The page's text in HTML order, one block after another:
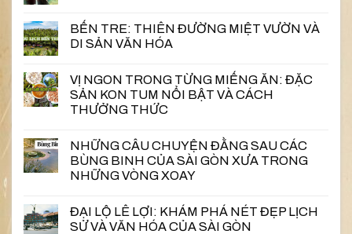
BẾN TRE: THIÊN ĐƯỜNG MIỆT VƯỜN VÀ
DI SẢN VĂN HÓA
VỊ NGON TRONG TỪNG MIẾNG ĂN: ĐẶC
SẢN KON TUM NỔI BẬT VÀ CÁCH
THƯỞNG THỨC
NHỮNG CÂU CHUYỆN ĐẰNG SAU CÁC
BÙNG BINH CỦA SÀI GÒN XƯA TRONG
NHỮNG VÒNG XOAY
ĐẠI LỘ LÊ LỢI: KHÁM PHÁ NÉT ĐẸP LỊCH
SỬ VÀ VĂN HÓA CỦA SÀI GÒN